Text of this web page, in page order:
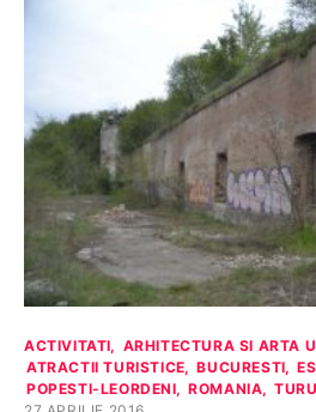
ACTIVITATI
ARHITECTURA SI ARTA
ATRACTII TURISTICE
BUCURESTI
POPESTI-LEORDENI
ROMANIA